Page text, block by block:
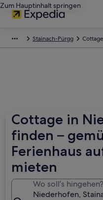
Zum Hauptinhalt springen
Stainach-Pürgg
Cottage in
finden –
Ferienhaus
mieten
Wo soll’s hingehen?
Niederhofen,